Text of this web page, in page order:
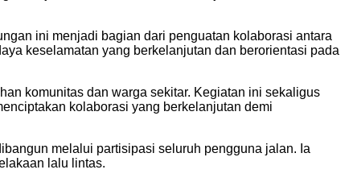
ini menjadi bagian dari penguatan kolaborasi antara
keselamatan yang berkelanjutan dan berorientasi pada
komunitas dan warga sekitar. Kegiatan ini sekaligus
kolaborasi yang berkelanjutan demi
melalui partisipasi seluruh pengguna jalan. Ia
lalu lintas.